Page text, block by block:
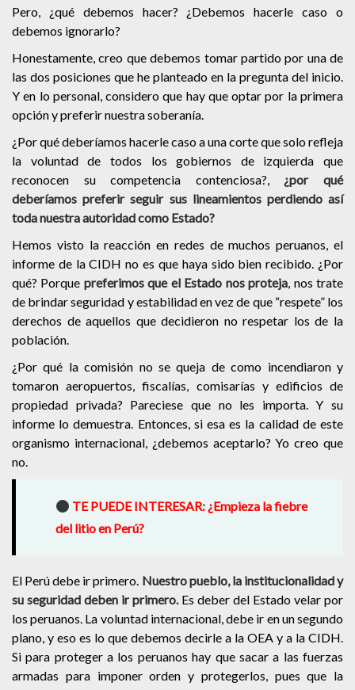
Pero, ¿qué debemos hacer? ¿Debemos hacerle caso o
debemos ignorarlo?
Honestamente, creo que debemos tomar partido por una de
las dos posiciones que he planteado en la pregunta del inicio.
Y en lo personal, considero que hay que optar por la primera
opción y preferir nuestra soberanía.
¿Por qué deberíamos hacerle caso a una corte que solo refleja
la voluntad de todos los gobiernos de izquierda que
reconocen su competencia contenciosa?, ¿por qué
deberíamos preferir seguir sus lineamientos perdiendo así
toda nuestra autoridad como Estado?
Hemos visto la reacción en redes de muchos peruanos, el
informe de la CIDH no es que haya sido bien recibido. ¿Por
qué? Porque preferimos que el Estado nos proteja, nos trate
de brindar seguridad y estabilidad en vez de que “respete” los
derechos de aquellos que decidieron no respetar los de la
población.
¿Por qué la comisión no se queja de como incendiaron y
tomaron aeropuertos, fiscalías, comisarías y edificios de
propiedad privada? Pareciese que no les importa. Y su
informe lo demuestra. Entonces, si esa es la calidad de este
organismo internacional, ¿debemos aceptarlo? Yo creo que
no.
TE PUEDE INTERESAR: ¿Empieza la fiebre
del litio en Perú?
El Perú debe ir primero. Nuestro pueblo, la institucionalidad y
su seguridad deben ir primero.Es deber del Estado velar por
los peruanos. La voluntad internacional, debe ir en un segundo
plano, y eso es lo que debemos decirle a la OEA y a la CIDH.
Si para proteger a los peruanos hay que sacar a las fuerzas
armadas para imponer orden y protegerlos, pues que la